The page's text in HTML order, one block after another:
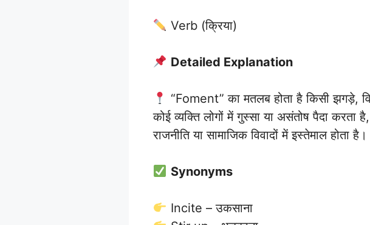
Verb (क्रिया)
Detailed Explanation
“Foment” का मतलब होता है किसी झगड़े,
कोई व्यक्ति लोगों में गुस्सा या असंतोष पैदा
राजनीति या सामाजिक विवादों में इस्तेमाल होता है।
Synonyms
Incite – उकसाना